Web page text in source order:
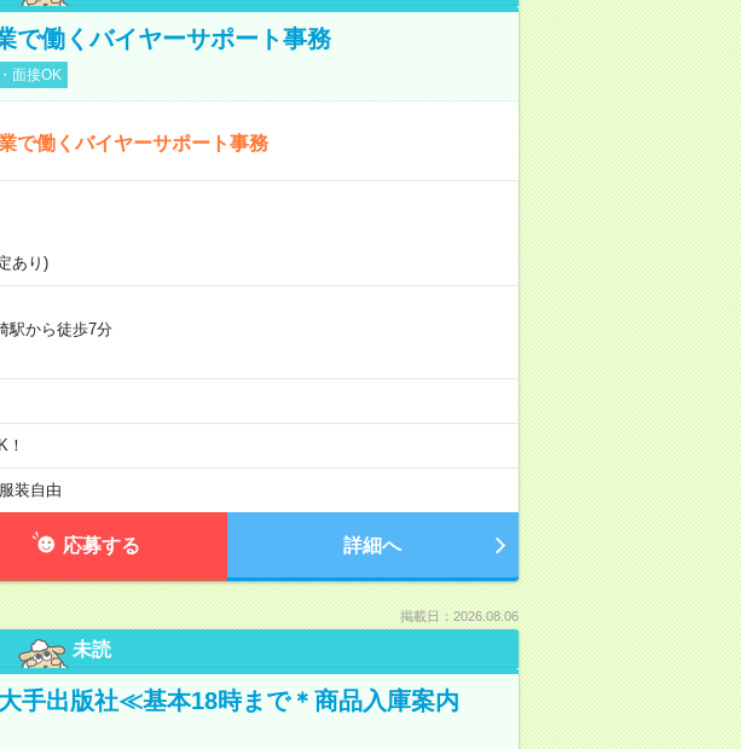
で働くバイヤーサポート事務
面接OK
で働くバイヤーサポート事務
あり)
駅から徒歩7分
装自由
応募する 詳細へ
掲載日：2026.08.06
未読
手出版社≪基本18時まで＊商品入庫案内